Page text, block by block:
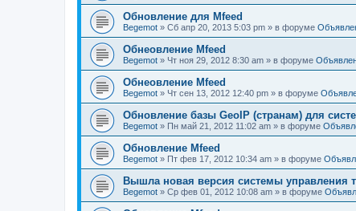
Обновление для Mfeed
Begemot » Сб апр 20, 2013 5:03 pm » в форуме
Обнеовление Mfeed
Begemot » Чт ноя 29, 2012 8:30 am » в форуме
Обнеовление Mfeed
Begemot » Чт сен 13, 2012 12:40 pm » в форуме
Обновление базы GeoIP (странам) для
Begemot » Пн май 21, 2012 11:02 am » в форуме
Обновление Mfeed
Begemot » Пт фев 17, 2012 10:34 am » в форуме
Вышла новая версия системы управления
Begemot » Ср фев 01, 2012 10:08 am » в форуме